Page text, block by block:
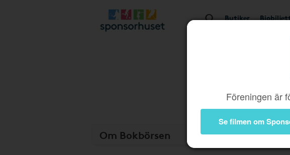
Butiker
Föreningen är
Se filmen om
Om Bokbörsen